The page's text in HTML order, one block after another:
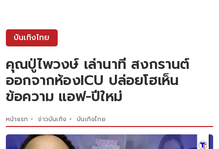
บันเทิงไทย
คุณปู่ไพวงษ์ เล่านาที สงกรานต์
ออกจากห้องICU ปล่อยโฮเห็น
ข้อความ แอฟ-ปีใหม่
หน้าแรก ข่าวบันเทิง บันเทิงไทย